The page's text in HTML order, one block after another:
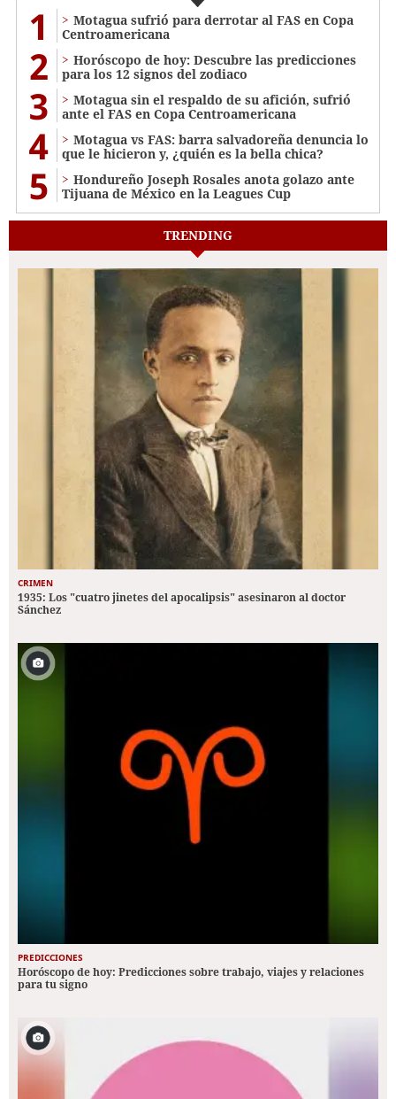
1
Motagua sufrió para derrotar al FAS en Copa
Centroamericana
2
Horóscopo de hoy: Descubre las predicciones
para los 12 signos del zodiaco
3
Motagua sin el respaldo de su afición, sufrió
ante el FAS en Copa Centroamericana
4
Motagua vs FAS: barra salvadoreña denuncia lo
que le hicieron y, ¿quién es la bella chica?
5
Hondureño Joseph Rosales anota golazo ante
Tijuana de México en la Leagues Cup
TRENDING
CRIMEN
1935: Los "cuatro jinetes del apocalipsis" asesinaron al doctor
Sánchez
PREDICCIONES
Horóscopo de hoy: Predicciones sobre trabajo, viajes y relaciones
para tu signo